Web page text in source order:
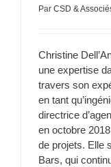
Par CSD &
Christine
une expertise
travers son
en tant
directrice
en octobre
de projets. Elle
Bars, qui